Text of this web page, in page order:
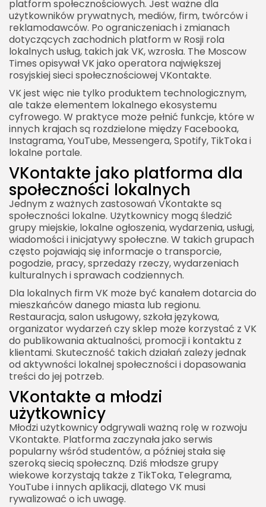
platform społecznościowych. Jest ważne dla
użytkowników prywatnych, mediów, firm, twórców i
reklamodawców. Po ograniczeniach i zmianach
dotyczących zachodnich platform w Rosji rola
lokalnych usług, takich jak VK, wzrosła. The Moscow
Times opisywał VK jako operatora największej
rosyjskiej sieci społecznościowej VKontakte.
VK jest więc nie tylko produktem technologicznym,
ale także elementem lokalnego ekosystemu
cyfrowego. W praktyce może pełnić funkcje, które w
innych krajach są rozdzielone między Facebooka,
Instagrama, YouTube, Messengera, Spotify, TikToka i
lokalne portale.
VKontakte jako platforma dla
społeczności lokalnych
Jednym z ważnych zastosowań VKontakte są
społeczności lokalne. Użytkownicy mogą śledzić
grupy miejskie, lokalne ogłoszenia, wydarzenia, usługi,
wiadomości i inicjatywy społeczne. W takich grupach
często pojawiają się informacje o transporcie,
pogodzie, pracy, sprzedaży rzeczy, wydarzeniach
kulturalnych i sprawach codziennych.
Dla lokalnych firm VK może być kanałem dotarcia do
mieszkańców danego miasta lub regionu.
Restauracja, salon usługowy, szkoła językowa,
organizator wydarzeń czy sklep może korzystać z VK
do publikowania aktualności, promocji i kontaktu z
klientami. Skuteczność takich działań zależy jednak
od aktywności lokalnej społeczności i dopasowania
treści do jej potrzeb.
VKontakte a młodzi
użytkownicy
Młodzi użytkownicy odgrywali ważną rolę w rozwoju
VKontakte. Platforma zaczynała jako serwis
popularny wśród studentów, a później stała się
szeroką siecią społeczną. Dziś młodsze grupy
wiekowe korzystają także z TikToka, Telegrama,
YouTube i innych aplikacji, dlatego VK musi
rywalizować o ich uwagę.